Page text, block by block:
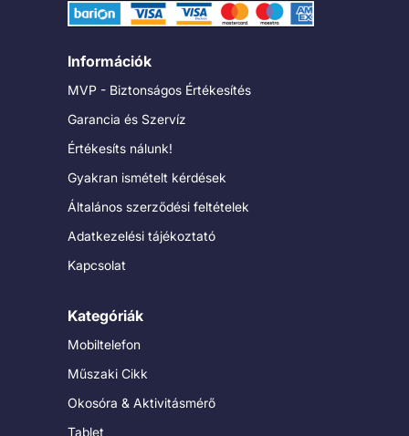
Információk
MVP - Biztonságos Értékesítés
Garancia és Szervíz
Értékesíts nálunk!
Gyakran ismételt kérdések
Általános szerződési feltételek
Adatkezelési tájékoztató
Kapcsolat
Kategóriák
Mobiltelefon
Műszaki Cikk
Okosóra & Aktivitásmérő
Tablet